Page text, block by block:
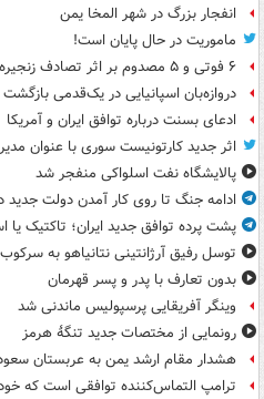
انفجار بزرگ در شهر المخا یمن
ماموریت در حال پایان است!
۶ فوتی و ۵ مصدوم بر اثر تصادف زنجیره‌ای
دروازه‌بان اسپانیایی در یک‌قدمی
ادعای بسنت درباره توافق ایران و آمریکا
اثر جدید کارتونیست سوری با عنوان
پالایشگاه نفت اسلواکی منفجر شد
ادامه جنگ تا روی کار آمدن دولت جدید
پشت پرده توافق جدید ایران؛ تاکتیک یا
توسل رفیق آرژانتینی نتانیاهو به سرکوب
بدون تعارف با پدر و پسر قهرمان
وینگر آفریقایی پرسپولیس ماندنی شد
رونمایی از مختصات جدید تنگۀ هرمز
هشدار مقام ارشد یمن به عربستان
ترامپ التماس‌کننده توافقی است که